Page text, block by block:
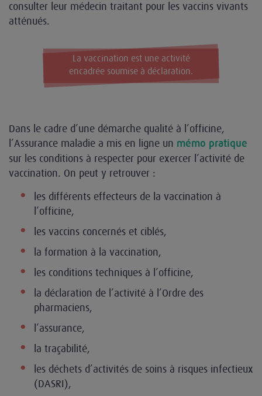
consulter leur médecin traitant pour les vaccins vivants
atténués.
La vaccination est une activité
encadrée soumise à déclaration.
Dans le cadre d’une démarche qualité à l’officine,
l’Assurance maladie a mis en ligne un mémo pratique
sur les conditions à respecter pour exercer l’activité de
vaccination. On peut y retrouver :
les différents effecteurs de la vaccination à
l’officine,
les vaccins concernés et ciblés,
la formation à la vaccination,
les conditions techniques à l’officine,
la déclaration de l’activité à l’Ordre des
pharmaciens,
l’assurance,
la traçabilité,
les déchets d’activités de soins à risques infectieux
(DASRI),